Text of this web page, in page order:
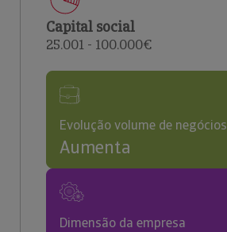
Capital social
25.001 - 100.000€
Evolução volume de negócios
Aumenta
Dimensão da empresa